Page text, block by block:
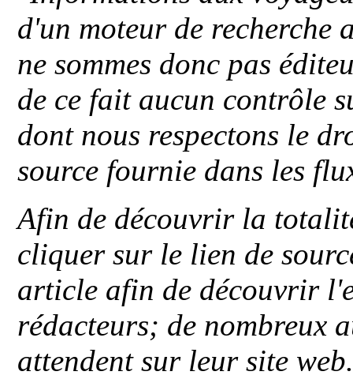
d'un moteur de recherche
ne sommes donc pas
de ce fait aucun contrôle
dont nous respectons le
source fournie dans les
Afin de découvrir la
cliquer sur le lien de
article afin de découvrir
rédacteurs; de nombreux
attendent sur leur site